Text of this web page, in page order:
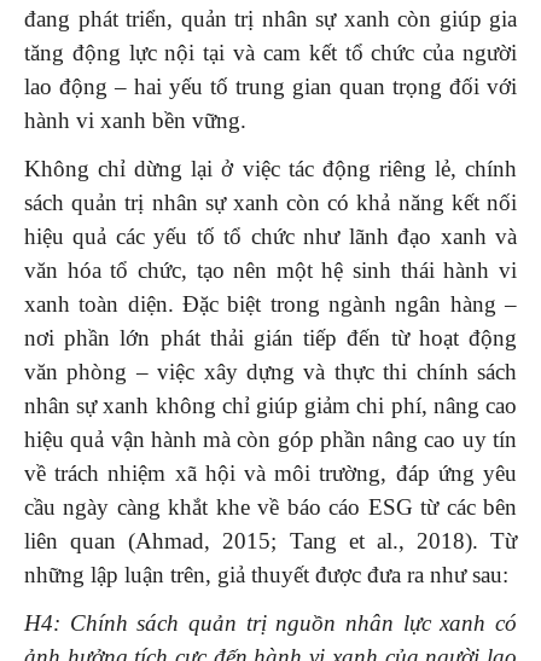
đang phát triển, quản trị nhân sự xanh còn giúp gia
tăng động lực nội tại và cam kết tổ chức của người
lao động – hai yếu tố trung gian quan trọng đối với
hành vi xanh bền vững.
Không chỉ dừng lại ở việc tác động riêng lẻ, chính
sách quản trị nhân sự xanh còn có khả năng kết nối
hiệu quả các yếu tố tổ chức như lãnh đạo xanh và
văn hóa tổ chức, tạo nên một hệ sinh thái hành vi
xanh toàn diện. Đặc biệt trong ngành ngân hàng –
nơi phần lớn phát thải gián tiếp đến từ hoạt động
văn phòng – việc xây dựng và thực thi chính sách
nhân sự xanh không chỉ giúp giảm chi phí, nâng cao
hiệu quả vận hành mà còn góp phần nâng cao uy tín
về trách nhiệm xã hội và môi trường, đáp ứng yêu
cầu ngày càng khắt khe về báo cáo ESG từ các bên
liên quan (Ahmad, 2015; Tang et al., 2018). Từ
những lập luận trên, giả thuyết được đưa ra như sau:
H4: Chính sách quản trị nguồn nhân lực xanh có